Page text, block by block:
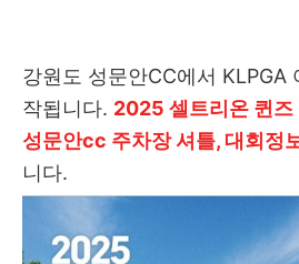
강원도 성문안CC에서 KLPGA
작됩니다. 2025 셀트리온 퀸즈
성문안cc 주차장 셔틀, 대회정
니다.